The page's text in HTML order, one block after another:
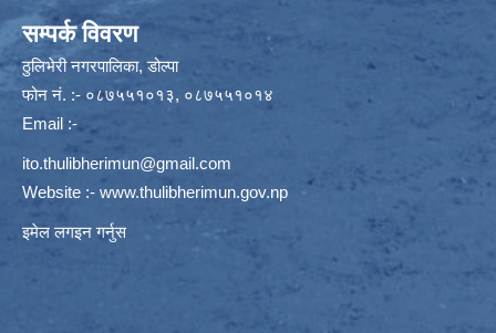
सम्पर्क विवरण
ठुलिभेरी नगरपालिका, डोल्पा
फोन नं. :- ०८७५५१०१३, ०८७५५१०१४
Email :-
ito.thulibherimun@gmail.com
Website :- www.thulibherimun.gov.np
इमेल लगइन गर्नुस